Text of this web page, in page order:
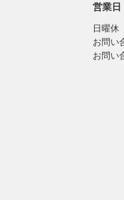
営業日
日曜休
お問い
お問い